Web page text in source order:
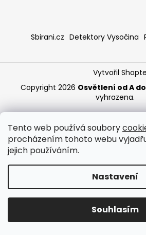
Tento web používá soubory
procházením tohoto webu
jejich používáním.
Nastavení
Souhlasím
t
HLEDAT
Sbirani.cz Detektory Vysočina
Vytvořil
Copyright 2026 Osvětlení od A do
vyhrazena.